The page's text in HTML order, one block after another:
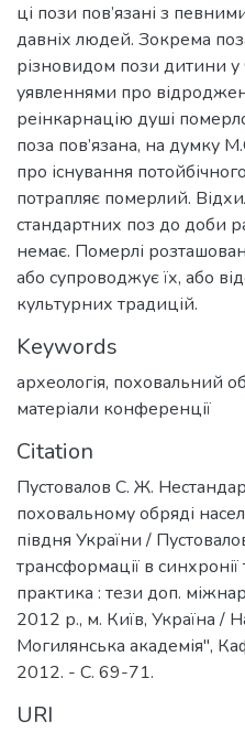
ці пози пов’язані з
давніх людей. Зокрема
різновидом пози дитини у
уявленнями про
реінкарнацію душі
поза пов’язана, на думку
про існування
потрапляє померлий.
стандартних поз до доби
немає. Померлі
або супроводжує їх, або
культурних традицій.
Keywords
археологія, поховальний
матеріали конференції
Citation
Пустовалов С. Ж.
поховальному обряді
півдня України /
трансформації в синхронії
практика : тези доп.
2012 р., м. Київ, Україна /
Могилянська академія",
2012. - C. 69-71.
URI